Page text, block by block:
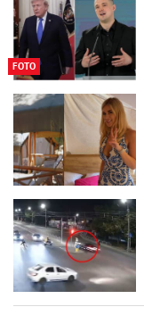
FOTO